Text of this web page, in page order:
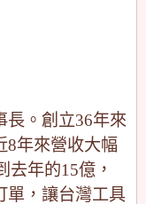
長。創立36年來
8年來營收大幅
去年的15億，
單，讓台灣工具